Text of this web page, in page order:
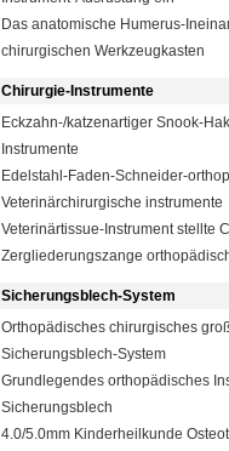
Das anatomische Humerus-
chirurgischen Werkzeugkasten
Chirurgie-Instrumente
Eckzahn-/katzenartiger Snook-
Instrumente
Edelstahl-Faden-Schneider-
Veterinärchirurgische instrumente
Veterinärtissue-Instrument stellte
Zergliederungszange
Sicherungsblech-System
Orthopädisches chirurgisches
Sicherungsblech-System
Grundlegendes orthopädisches
Sicherungsblech
4.0/5.0mm Kinderheilkunde